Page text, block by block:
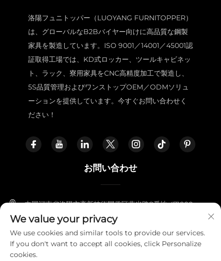
洛陽フュニトッパー（LUOYANG FURNITOPPER）
は、グローバルなB2Bバイヤー向けに高品質な鋼製
家具を製造しています。ISO 9001／14001／45001認
証取得工場では、KD式ロッカー、ツールキャビネッ
ト、ラック、寮用家具をCNC高精度加工で製造し、
5S品質管理およびワンストップOEM／ODMソリュ
ーションを提供しています。今すぐお問い合わせく
ださい！
お問い合わせ
中国河南省洛陽市高新技術開発区燕光路8番地 471000
+86-18338800729
[email protected]
We value your privacy
We use cookies and similar tools to provide our services.
If you don't want to accept all cookies, click Personalize
cookies.